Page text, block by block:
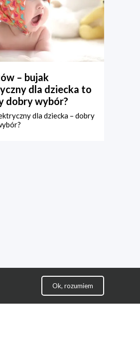
– bujak
dla dziecka to
dobry wybór?
dla dziecka – dobry
Ok, rozumiem